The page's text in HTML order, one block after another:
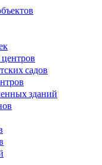
садов
зданий